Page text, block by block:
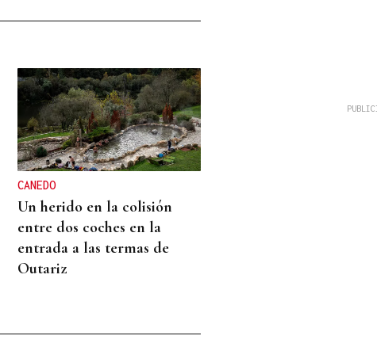
CANEDO
Un herido en la colisión
entre dos coches en la
entrada a las termas de
Outariz